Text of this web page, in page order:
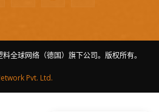
全球网络（德国）旗下公司。版权所有。
Pvt. Ltd.